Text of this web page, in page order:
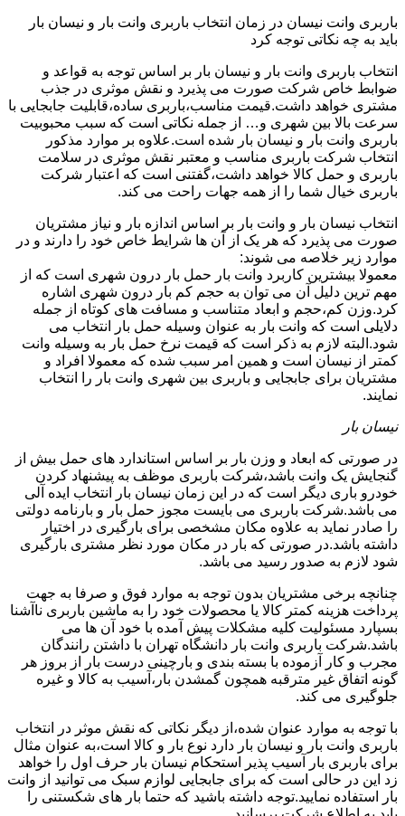
باربری وانت نیسان در زمان انتخاب باربری وانت بار و نیسان بار
باید به چه نکاتی توجه کرد
انتخاب باربری وانت بار و نیسان بار بر اساس توجه به قواعد و
ضوابط خاص شرکت صورت می پذیرد و نقش موثری در جذب
مشتری خواهد داشت.قیمت مناسب،باربری ساده،قابلیت جابجایی با
سرعت بالا بین شهری و… از جمله نکاتی است که سبب محبوبیت
باربری وانت بار و نیسان بار شده است.علاوه بر موارد مذکور
انتخاب شرکت باربری مناسب و معتبر نقش موثری در سلامت
باربری و حمل کالا خواهد داشت،گفتنی است که اعتبار شرکت
باربری خیال شما را از همه جهات راحت می کند.
انتخاب نیسان بار و وانت بار بر اساس اندازه بار و نیاز مشتریان
صورت می پذیرد که هر یک از آن ها شرایط خاص خود را دارند و در
موارد زیر خلاصه می شوند:
معمولا بیشترین کاربرد وانت بار حمل بار درون شهری است که از
مهم ترین دلیل آن می توان به حجم کم بار درون شهری اشاره
کرد.وزن کم،حجم و ابعاد متناسب و مسافت های کوتاه از جمله
دلایلی است که وانت بار به عنوان وسیله حمل بار انتخاب می
شود.البته لازم به ذکر است که قیمت نرخ حمل بار به وسیله وانت
کمتر از نیسان است و همین امر سبب شده که معمولا افراد و
مشتریان برای جابجایی و باربری بین شهری وانت بار را انتخاب
نمایند.
نیسان بار
در صورتی که ابعاد و وزن بار بر اساس استاندارد های حمل بیش از
گنجایش یک وانت باشد،شرکت باربری موظف به پیشنهاد کردن
خودرو باری دیگر است که در این زمان نیسان بار انتخاب ایده آلی
می باشد.شرکت باربری می بایست مجوز حمل بار و بارنامه دولتی
را صادر نماید به علاوه مکان مشخصی برای بارگیری در اختیار
داشته باشد.در صورتی که بار در مکان مورد نظر مشتری بارگیری
شود لازم به صدور رسید می باشد.
چنانچه برخی مشتریان بدون توجه به موارد فوق و صرفا به جهت
پرداخت هزینه کمتر کالا یا محصولات خود را به ماشین باربری ناآشنا
بسپارد مسئولیت کلیه مشکلات پیش آمده با خود آن ها می
باشد.شرکت باربری وانت بار دانشگاه تهران با داشتن رانندگان
مجرب و کار آزموده با بسته بندی و بارچینی درست بار از بروز هر
گونه اتفاق غیر مترقبه همچون گمشدن بار،آسیب به کالا و غیره
جلوگیری می کند.
با توجه به موارد عنوان شده،از دیگر نکاتی که نقش موثر در انتخاب
باربری وانت بار و نیسان بار دارد نوع بار و کالا است،به عنوان مثال
برای باربری بار آسیب پذیر استحکام نیسان بار حرف اول را خواهد
زد این در حالی است که برای جابجایی لوازم سبک می توانید از وانت
بار استفاده نمایید.توجه داشته باشید که حتما بار های شکستنی را